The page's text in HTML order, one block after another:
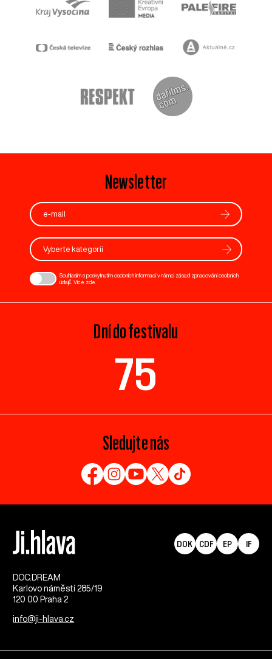
Newsletter
Vyberte kategorii
Souhlasím s poskytnutím osobních informací v rámci zásad zpracování osobních
údajů. Více zde
Dní do festivalu
75
Sledujte nás
DOC.DREAM​
Karlovo náměstí 285/19
120 00 Praha 2
info@ji-hlava.cz
DOK CDF EP IF